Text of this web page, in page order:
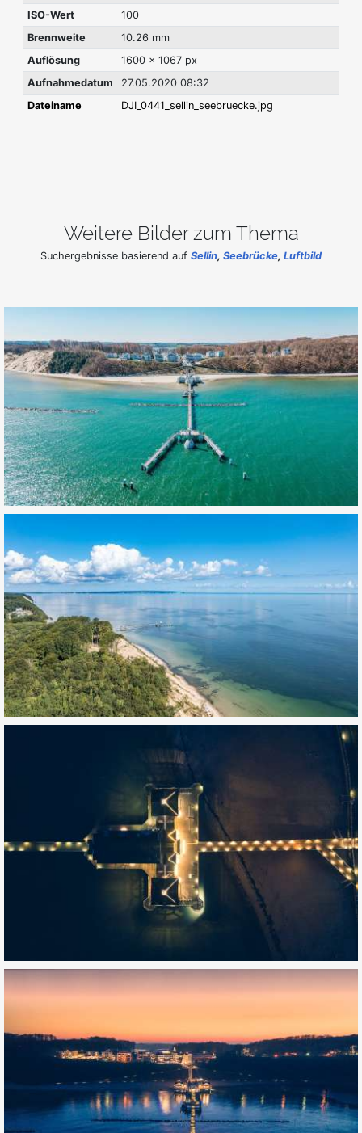
ISO-Wert
100
Brennweite
10.26 mm
Auflösung
1600 x 1067 px
Aufnahmedatum
27.05.2020 08:32
Dateiname
DJI_0441_sellin_seebruecke.jpg
Weitere Bilder zum Thema
Suchergebnisse basierend auf Sellin, Seebrücke, Luftbild